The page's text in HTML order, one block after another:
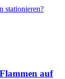
stationieren?
auf